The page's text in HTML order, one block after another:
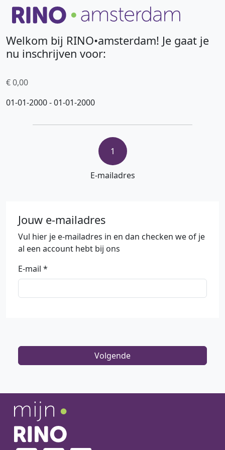
Welkom bij RINO•amsterdam! Je gaat je
nu inschrijven voor:
01-01-2000 - 01-01-2000
€ 0,00
1
E-mailadres
Jouw e-mailadres
Vul hier je e-mailadres in en dan checken we of je
al een account hebt bij ons
E-mail
Volgende